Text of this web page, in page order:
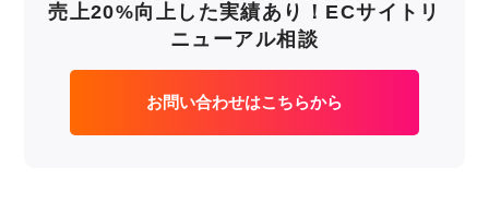
売上20%向上した実績あり！ECサイトリ
ニューアル相談
お問い合わせはこちらから